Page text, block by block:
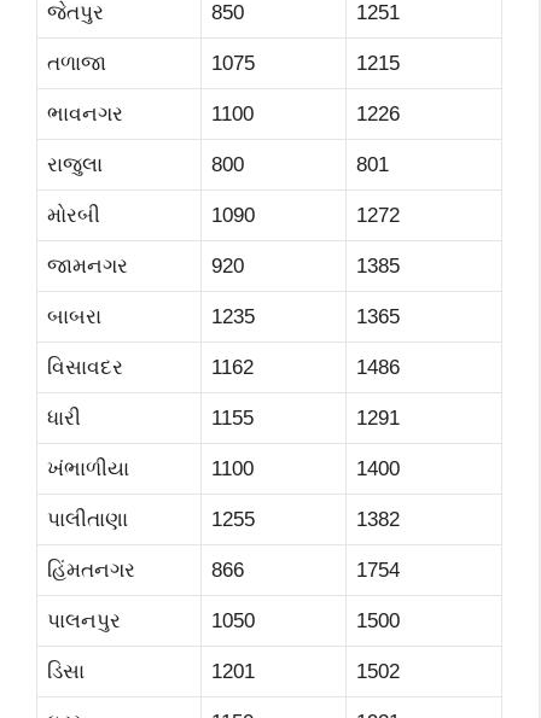
જેતપુર 850 1251
તળાજા 1075 1215
ભાવનગર 1100 1226
રાજુલા 800 801
મોરબી 1090 1272
જામનગર 920 1385
બાબરા 1235 1365
વિસાવદર 1162 1486
ધારી 1155 1291
ખંભાળીયા 1100 1400
પાલીતાણા 1255 1382
હિંમતનગર 866 1754
પાલનપુર 1050 1500
ડિસા 1201 1502